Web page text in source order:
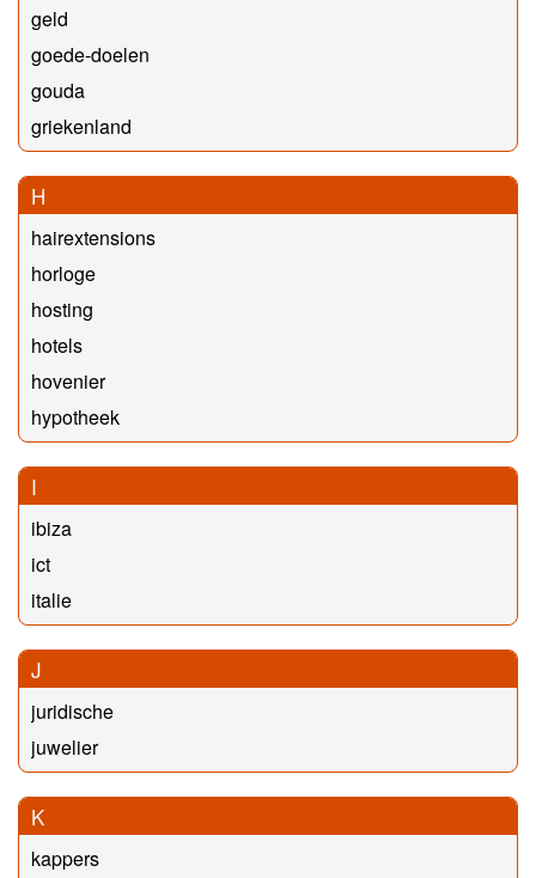
geld
goede-doelen
gouda
griekenland
H
hairextensions
horloge
hosting
hotels
hovenier
hypotheek
I
ibiza
ict
italie
J
juridische
juwelier
K
kappers